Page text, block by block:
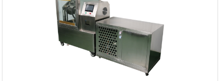
细胞破壁机设备
中药微粉机设备